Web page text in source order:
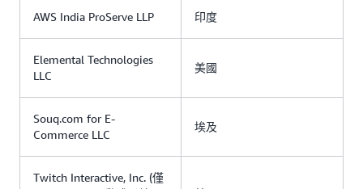
AWS India ProServe LLP 印度
Elemental Technologies
LLC
美國
Souq.com for E-
Commerce LLC
埃及
Twitch Interactive, Inc. (僅